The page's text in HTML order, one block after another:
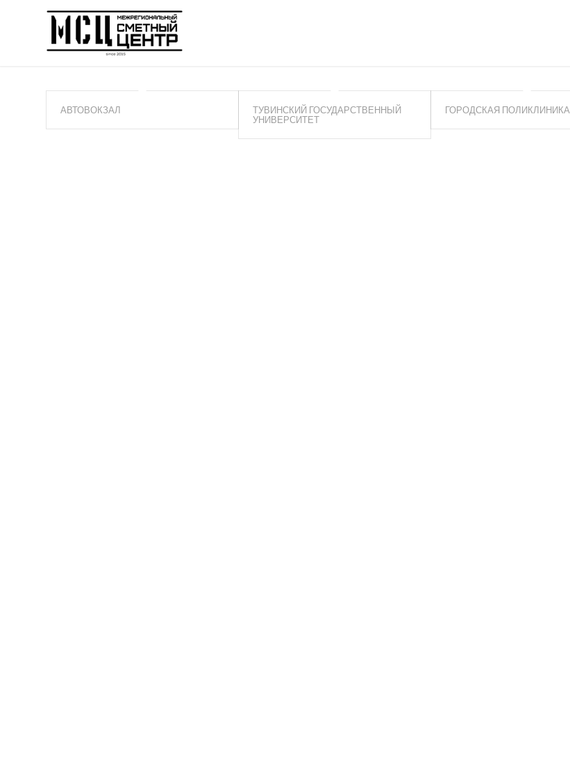
АВТОВОКЗАЛ
ТУВИНСКИЙ ГОСУДАРСТВЕННЫЙ
УНИВЕРСИТЕТ
ГОРОДСКАЯ ПОЛИКЛИНИКА